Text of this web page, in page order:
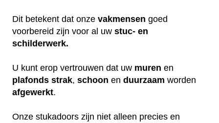
Dit betekent dat onze vakmensen goed
voorbereid zijn voor al uw stuc- en
schilderwerk.
U kunt erop vertrouwen dat uw muren en
plafonds strak, schoon en duurzaam worden
afgewerkt.
Onze stukadoors zijn niet alleen precies en